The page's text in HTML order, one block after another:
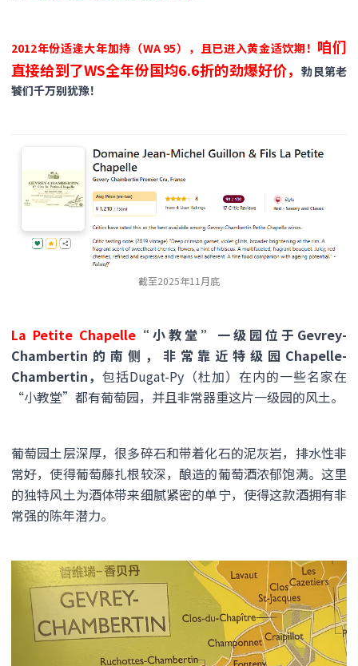
2012年份适逢大年加持（WA 95），且已进入黄金适饮期！ 咱们
直接给到了WS全年份国均6.6折的劲爆好价，勃艮第老
饕们千万别犹豫！
截至2025年11月底
La Petite Chapelle “小教堂”一级园位于Gevrey-
Chambertin的南侧，非常靠近特级园Chapelle-
Chambertin， 包括Dugat-Py（杜加）在内的一些名家在
“小教堂”都有葡萄园，并且非常器重这片一级园的风土。
葡萄园土层深厚，很多碎石和带着化石的泥灰岩，排水性非
常好，使得葡萄藤扎根较深，酿造的葡萄酒浓郁饱满。这里
的独特风土为酒体带来细腻紧密的单宁，使得这款酒拥有非
常强的陈年潜力。